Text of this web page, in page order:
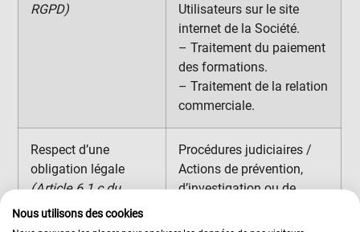
RGPD)
Utilisateurs sur le site
internet de la Société.
– Traitement du paiement
des formations.
– Traitement de la relation
commerciale.
Respect d’une
obligation légale
(Article 6.1.c du
RGPD)
Procédures judiciaires /
Actions de prévention,
d’investigation ou de
Nous utilisons des cookies